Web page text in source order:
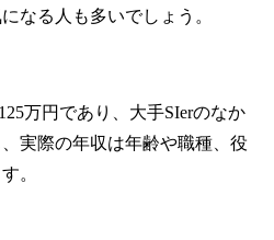
なる人も多いでしょう。
万円であり、大手SIerのなか
実際の年収は年齢や職種、役
。